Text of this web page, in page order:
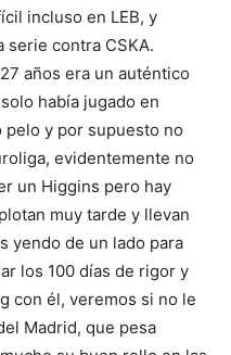
incluso en LEB, y
serie contra CSKA.
años era un auténtico
había jugado en
y por supuesto no
evidentemente no
un Higgins pero hay
muy tarde y llevan
yendo de un lado para
los 100 días de rigor y
con él, veremos si no le
Madrid, que pesa